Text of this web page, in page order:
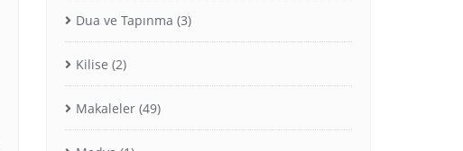
Dua ve Tapınma (3)
Kilise (2)
Makaleler (49)